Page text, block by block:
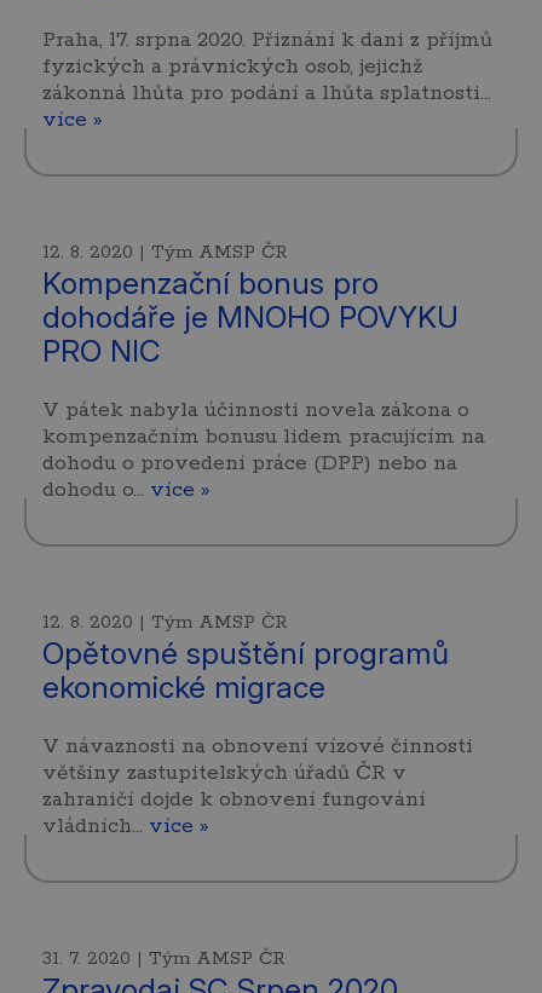
Praha, 17. srpna 2020. Přiznání k dani z příjmů
fyzických a právnických osob, jejichž
zákonná lhůta pro podání a lhůta splatnosti…
více »
12. 8. 2020 | Tým AMSP ČR
Kompenzační bonus pro
dohodáře je MNOHO POVYKU
PRO NIC
V pátek nabyla účinnosti novela zákona o
kompenzačním bonusu lidem pracujícím na
dohodu o provedení práce (DPP) nebo na
dohodu o… více »
12. 8. 2020 | Tým AMSP ČR
Opětovné spuštění programů
ekonomické migrace
V návaznosti na obnovení vízové činnosti
většiny zastupitelských úřadů ČR v
zahraničí dojde k obnovení fungování
vládních… více »
31. 7. 2020 | Tým AMSP ČR